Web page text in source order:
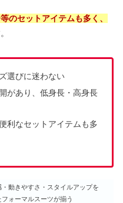
のセットアイテムも多く、
選びに迷わない
があり、低身長・高身長
利なセットアイテムも多
・動きやすさ・スタイルアップを
ォーマルスーツが揃う